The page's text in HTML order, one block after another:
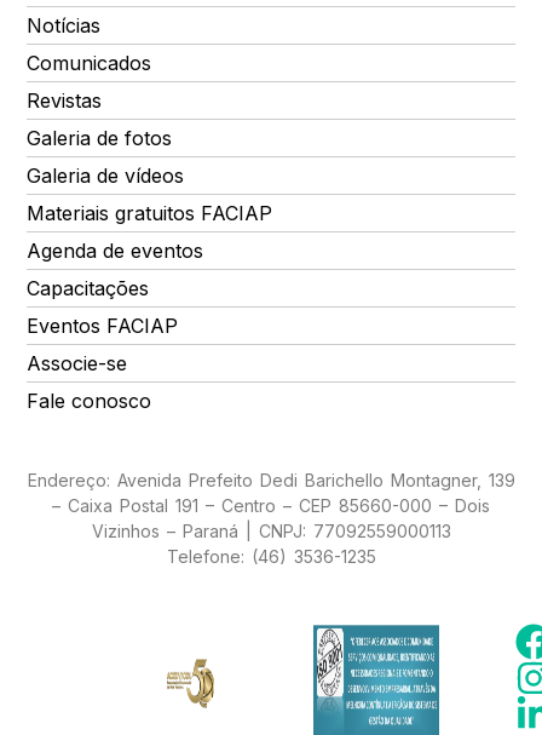
Notícias
Comunicados
Revistas
Galeria de fotos
Galeria de vídeos
Materiais gratuitos FACIAP
Agenda de eventos
Capacitações
Eventos FACIAP
Associe-se
Fale conosco
Endereço: Avenida Prefeito Dedi Barichello Montagner, 139
– Caixa Postal 191 – Centro – CEP 85660-000 – Dois
Vizinhos – Paraná | CNPJ: 77092559000113
Telefone: (46) 3536-1235